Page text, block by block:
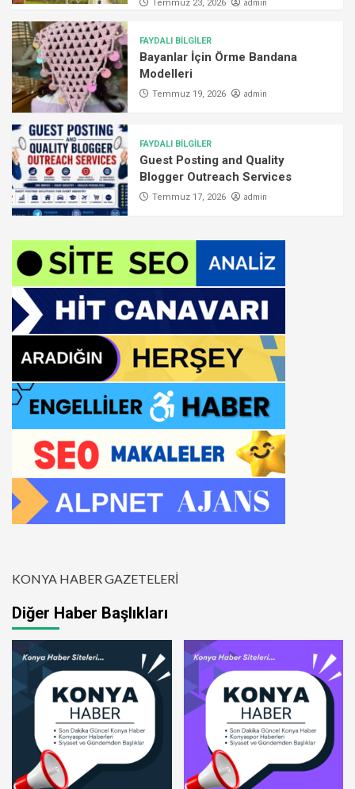
Temmuz 23, 2026
FAYDALI BİLGİLER
Bayanlar İçin Örme Bandana
Modelleri
Temmuz 19, 2026 admin
FAYDALI BİLGİLER
Guest Posting and Quality
Blogger Outreach Services
Temmuz 17, 2026 admin
KONYA HABER GAZETELERİ
Diğer Haber Başlıkları